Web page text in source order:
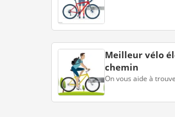
Meilleur vélo
chemin
On vous aide à